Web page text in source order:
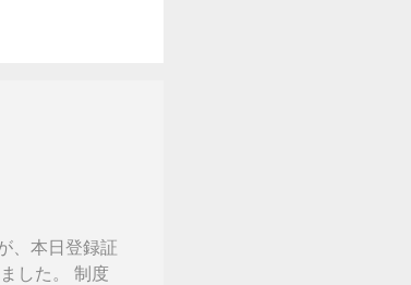
、本日登録証
した。 制度